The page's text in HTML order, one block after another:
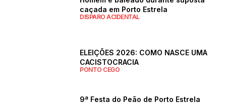
caçada em Porto Estrela
DISPARO ACIDENTAL
ELEIÇÕES 2026: COMO NASCE UMA
CACISTOCRACIA
PONTO CEGO
9ª Festa do Peão de Porto Estrela